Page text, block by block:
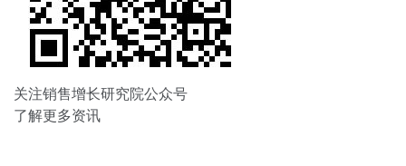
关注销售增长研究院公众号
了解更多资讯